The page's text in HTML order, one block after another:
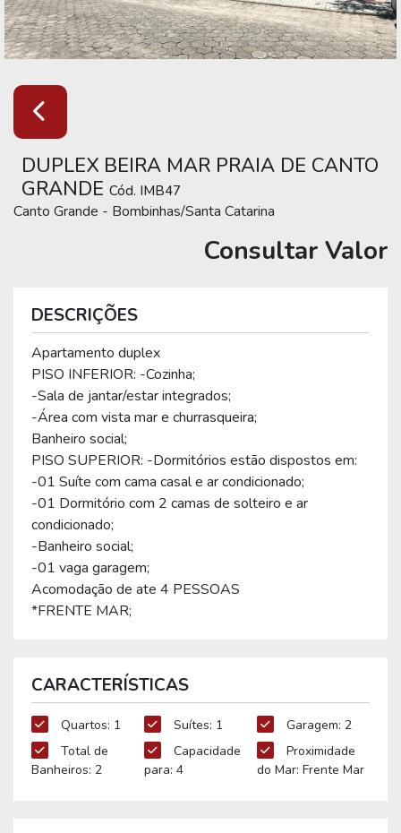
DUPLEX BEIRA MAR PRAIA DE CANTO
GRANDE Cód. IMB47
Canto Grande - Bombinhas/Santa Catarina
Consultar Valor
DESCRIÇÕES
Apartamento duplex
PISO INFERIOR: -Cozinha;
-Sala de jantar/estar integrados;
-Área com vista mar e churrasqueira;
Banheiro social;
PISO SUPERIOR: -Dormitórios estão dispostos em:
-01 Suíte com cama casal e ar condicionado;
-01 Dormitório com 2 camas de solteiro e ar
condicionado;
-Banheiro social;
-01 vaga garagem;
Acomodação de ate 4 PESSOAS
*FRENTE MAR;
CARACTERÍSTICAS
Quartos: 1 Suítes: 1
Garagem: 2
Total de
Banheiros: 2
Capacidade
para: 4
Proximidade
do Mar: Frente Mar